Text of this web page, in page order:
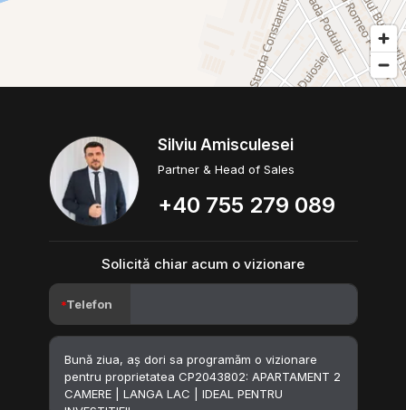
Silviu Amisculesei
Partner & Head of Sales
+40 755 279 089
Solicită chiar acum o vizionare
Telefon